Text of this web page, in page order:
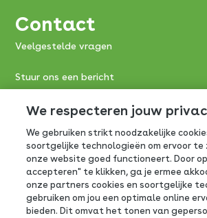
Contact
Veelgestelde vragen
Stuur ons een bericht
Consumentenservice FrieslandCampina:
0800-0765
Antwoordnummer 390
3800 VB Amersfoort
We respecteren jouw
We gebruiken strikt noodzakelijke
soortgelijke technologieën om ervoor
onze website goed functioneert. Door
accepteren" te klikken, ga je ermee
onze partners cookies en soortgelijke
gebruiken om jou een optimale online
bieden. Dit omvat het tonen van